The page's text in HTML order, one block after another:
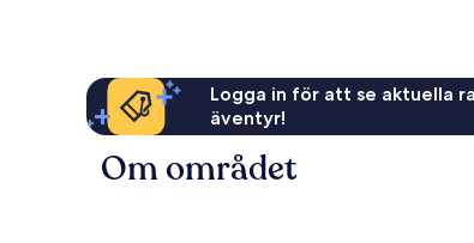
Logga in för att se aktuella
äventyr!
Om området